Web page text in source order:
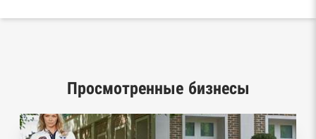
Реестры лицензий: Росалкоголь,
Росздравнадзор, Рособрнадзор, Роскомнадзор,
Роспотребнадзор, Росприроднадзор,
Просмотренные бизнесы